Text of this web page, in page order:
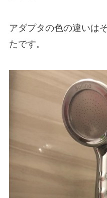
アダプタの色の違いは
たです。